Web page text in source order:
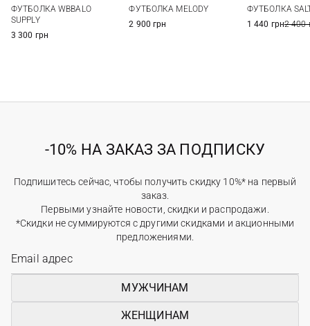
ФУТБОЛКА WBBALO
SUPPLY
3 300 грн
ФУТБОЛКА MELODY
2 900 грн
ФУТБОЛКА
1 440 грн2 400
-10% НА ЗАКАЗ ЗА ПОДПИСКУ
Подпишитесь сейчас, чтобы получить скидку 10%* на первый
заказ.
Первыми узнайте новости, скидки и распродажи.
*Скидки не суммируются с другими скидками и акционными
предложениями.
МУЖЧИНАМ
ЖЕНЩИНАМ